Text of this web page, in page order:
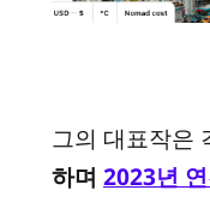
그의 대표작은
하며2023년